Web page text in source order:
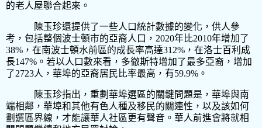
的老人屋聯合起來。
陳玉珍還提供了一些人口統計數據的變化，供人參
考，包括整個波士頓市的亞裔人口， 2020年比2010年增加了
38% ，在南波士頓水前區的成長率高達312% ，在洛士百利成
長147% 。若以人口數來看，多徹斯特增加了最多亞裔，增加
了2723人，華埠的亞裔居民比率最高，有59.9% 。
陳玉珍指出，重劃華埠選區的關鍵問題是，華埠與南
端相鄰，華埠和其他有色人種及移民的關連性，以及該如何
劃選區界線，才能讓華人社區更有聲音。華人前進會將就相